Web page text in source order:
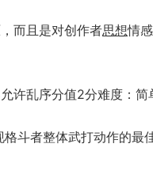
而且是对创作者思想情
许乱序分值2分难度：简
斗者整体武打动作的最